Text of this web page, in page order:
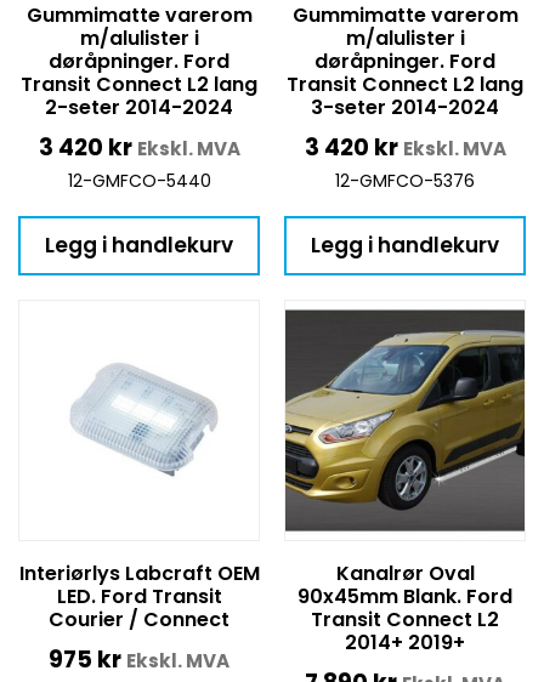
Gummimatte varerom
m/alulister i
døråpninger. Ford
Transit Connect L2 lang
2-seter 2014-2024
3 420 kr Ekskl. MVA
12-GMFCO-5440
Legg i handlekurv
Gummimatte varerom
m/alulister i
døråpninger. Ford
Transit Connect L2 lang
3-seter 2014-2024
3 420 kr Ekskl. MVA
12-GMFCO-5376
Legg i handlekurv
Interiørlys Labcraft OEM
LED. Ford Transit
Courier / Connect
975 kr Ekskl. MVA
Kanalrør Oval
90x45mm Blank. Ford
Transit Connect L2
2014+ 2019+